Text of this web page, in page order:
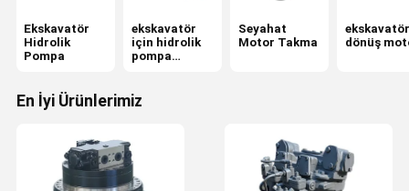
Ekskavatör
Hidrolik
Pompa
ekskavatör
için hidrolik
pompa
Seyahat
Motor Takma
ekskavatör
dönüş
En İyi Ürünlerimiz